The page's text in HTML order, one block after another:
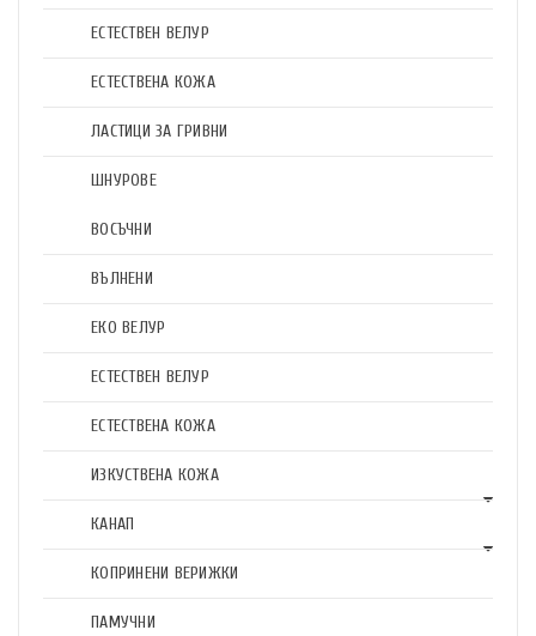
ЕСТЕСТВЕН ВЕЛУР
ЕСТЕСТВЕНА КОЖА
ЛАСТИЦИ ЗА ГРИВНИ
ШНУРОВЕ
ВОСЪЧНИ
ВЪЛНЕНИ
ЕКО ВЕЛУР
ЕСТЕСТВЕН ВЕЛУР
ЕСТЕСТВЕНА КОЖА
ИЗКУСТВЕНА КОЖА
КАНАП
КОПРИНЕНИ ВЕРИЖКИ
ПАМУЧНИ